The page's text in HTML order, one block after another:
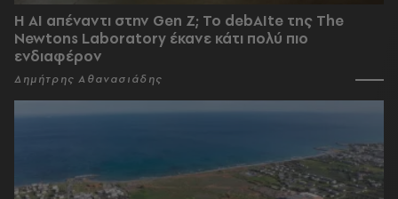
Η AI απέναντι στην Gen Z; Το debAIte της The
Newtons Laboratory έκανε κάτι πολύ πιο
ενδιαφέρον
Δημήτρης Αθανασιάδης